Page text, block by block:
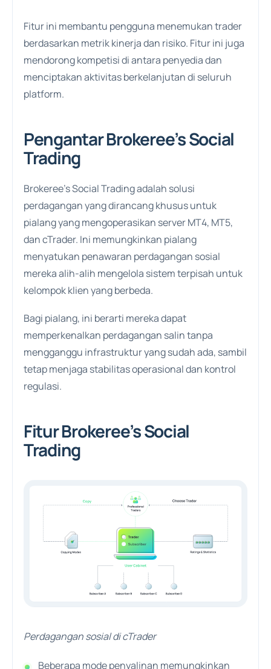
Fitur ini membantu pengguna menemukan trader
berdasarkan metrik kinerja dan risiko. Fitur ini juga
mendorong kompetisi di antara penyedia dan
menciptakan aktivitas berkelanjutan di seluruh
platform.
Pengantar Brokeree’s Social
Trading
Brokeree’s Social Trading adalah solusi
perdagangan yang dirancang khusus untuk
pialang yang mengoperasikan server MT4, MT5,
dan cTrader. Ini memungkinkan pialang
menyatukan penawaran perdagangan sosial
mereka alih-alih mengelola sistem terpisah untuk
kelompok klien yang berbeda.
Bagi pialang, ini berarti mereka dapat
memperkenalkan perdagangan salin tanpa
mengganggu infrastruktur yang sudah ada, sambil
tetap menjaga stabilitas operasional dan kontrol
regulasi.
Fitur Brokeree’s Social
Trading
Perdagangan sosial di cTrader
Beberapa mode penyalinan memungkinkan